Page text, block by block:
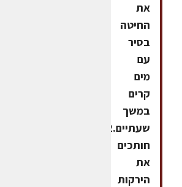
את
החיטה
בסיר
עם
מים
קרים
במשך
חותכים
את
הירקות